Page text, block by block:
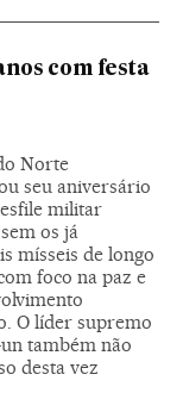
com festa
Norte
seu aniversário
militar
os já
mísseis de longo
foco na paz e
O líder supremo
também não
desta vez